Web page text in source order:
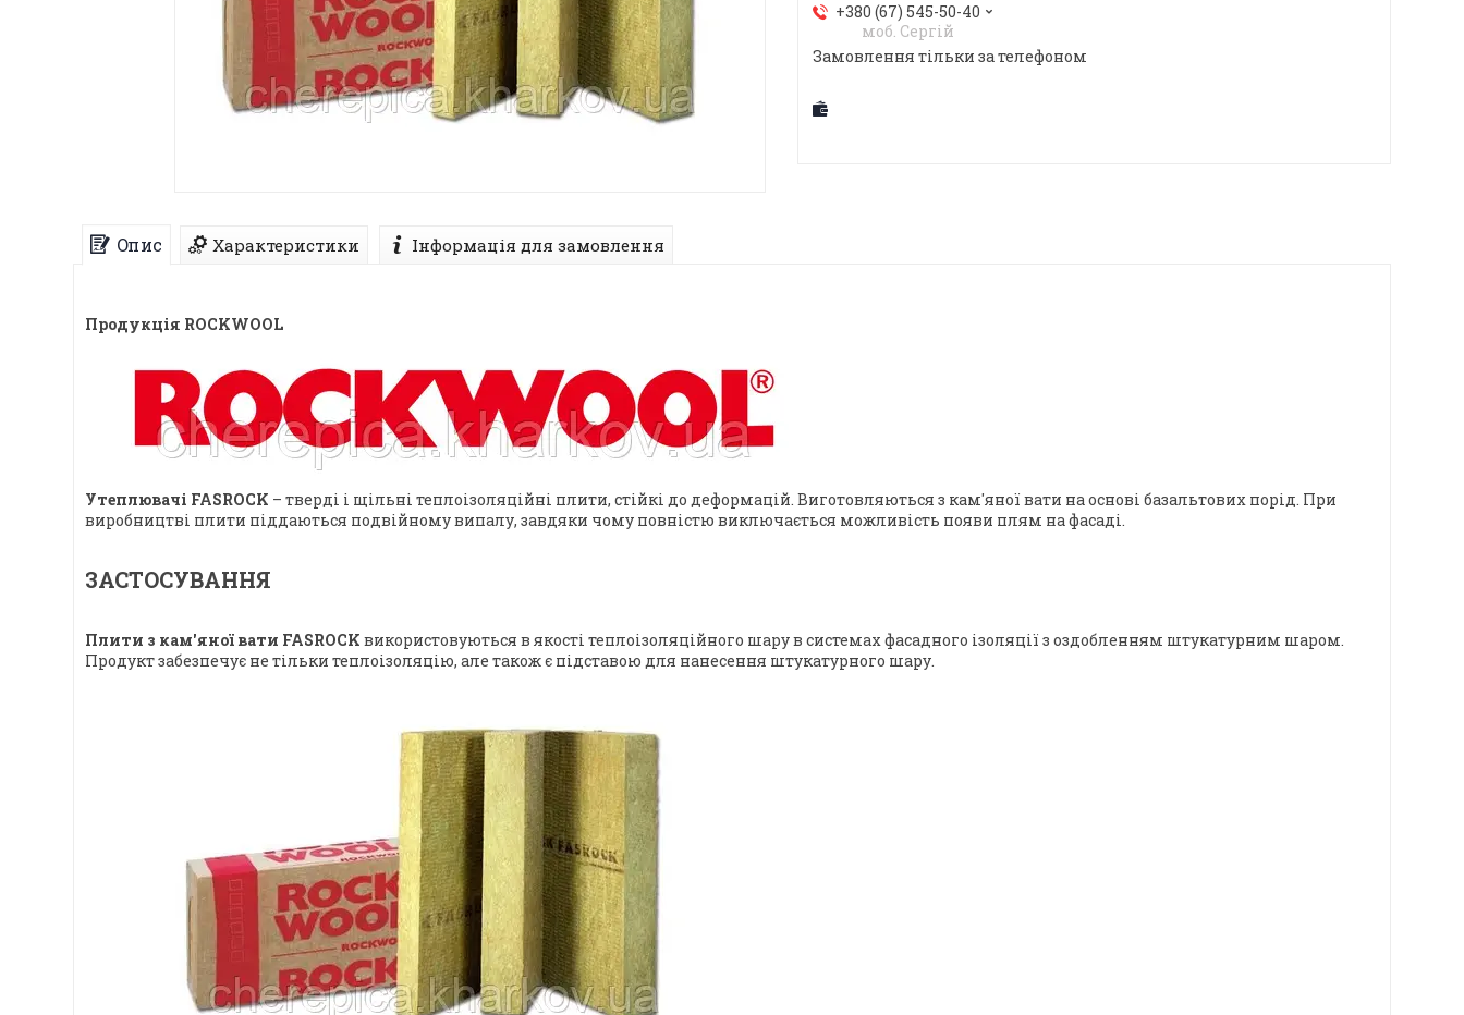
+380 (67) 545-50-40
моб. Сергій
Замовлення тільки за телефоном
Опис Характеристики Інформація для замовлення
Продукція ROCKWOOL
Утеплювачі FASROCK – тверді і щільні теплоізоляційні плити, стійкі до деформацій. Виготовляються з кам'яної вати на основі базальтових порід. При
виробництві плити піддаються подвійному випалу, завдяки чому повністю виключається можливість появи плям на фасаді.
ЗАСТОСУВАННЯ
Плити з кам'яної вати FASROCK використовуються в якості теплоізоляційного шару в системах фасадного ізоляції з оздобленням штукатурним шаром.
Продукт забезпечує не тільки теплоізоляцію, але також є підставою для нанесення штукатурного шару.